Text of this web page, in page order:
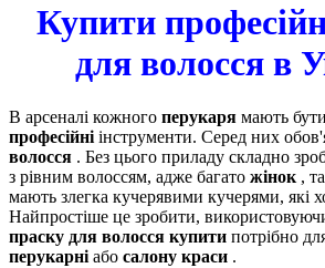
Купити
для волосся в
В арсеналі кожного перукаря мають
професійніінструменти. Серед них
волосся . Без цього приладу складно
з рівним волоссям, адже багато жінок,
мають злегка кучерявими кучерями, які
Найпростіше це зробити,
праску для волосся купити потрібно
перукарніабо салону краси .